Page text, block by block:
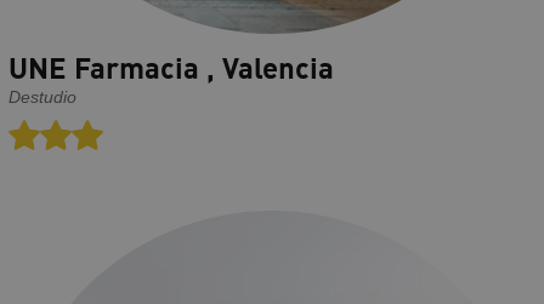
UNE Farmacia , Valencia
Destudio